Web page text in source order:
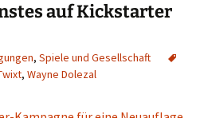
auf Kickstarter
, Spiele und Gesellschaft
, Wayne Dolezal